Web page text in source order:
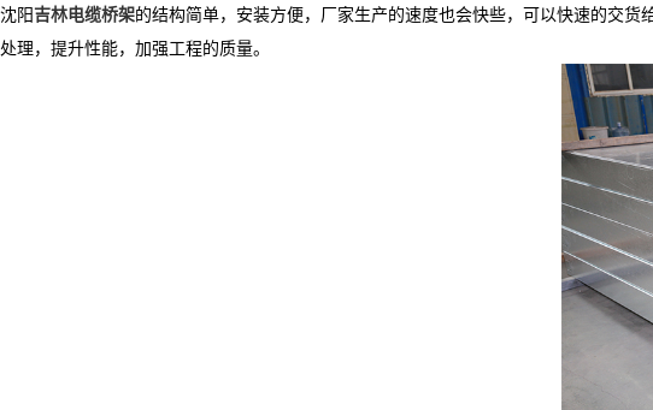
沈阳吉林电缆桥架的结构简单，安装方便，厂家生产的速度也会快些，可以快速的交
处理，提升性能，加强工程的质量。